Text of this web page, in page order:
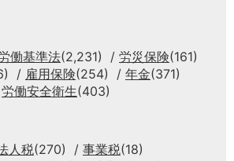
働基準法(2,231) 労災保険(161)
雇用保険(254) 年金(371)
労働安全衛生(403)
人税(270) 事業税(18)